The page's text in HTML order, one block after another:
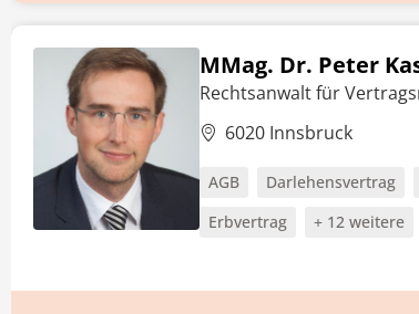
MMag. Dr. Peter
Rechtsanwalt für
6020 Innsbruck
AGB Darlehensvertrag
Erbvertrag
+ 12 weitere